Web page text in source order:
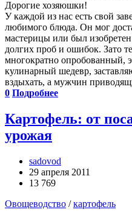
Дорогие хозяюшки!
У каждой из нас есть свой
любимого блюда. Он мог
мастерицы или был
долгих проб и ошибок. Зато
многократно опробованный,
кулинарный шедевр,
вздыхать, а мужчин
0 Подробнее
Картофель: от
урожая
sadovod
29 апреля 2011
13 769
Овощеводство /картофель